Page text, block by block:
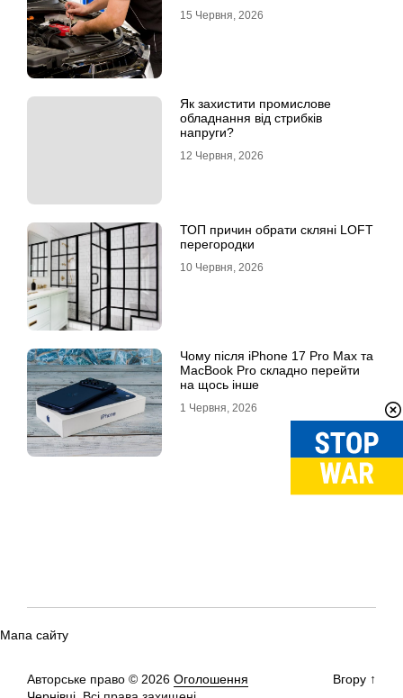
15 Червня, 2026
Як захистити промислове
обладнання від стрибків
напруги?
12 Червня, 2026
ТОП причин обрати скляні LOFT
перегородки
10 Червня, 2026
Чому після iPhone 17 Pro Max та
MacBook Pro складно перейти
на щось інше
1 Червня, 2026
Мапа сайту
Авторське право © 2026 Оголошення
Вгору ↑